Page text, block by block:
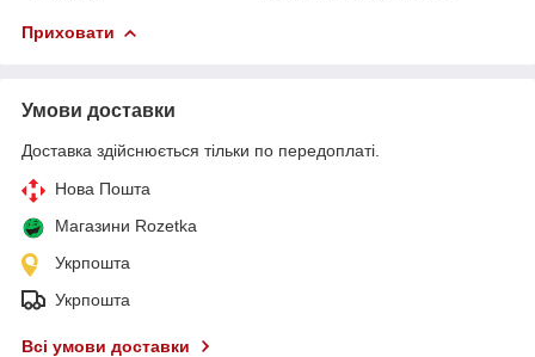
Приховати
Умови доставки
Доставка здійснюється тільки по передоплаті.
Нова Пошта
Магазини Rozetka
Укрпошта
Укрпошта
Всі умови доставки